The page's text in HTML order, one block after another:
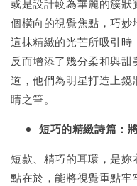
或是設計較為華麗的簇
個橫向的視覺焦點，巧
這抹精緻的光芒所吸引時
反而增添了幾分柔和與
道，他們為明星打造上
睛之筆。
短巧的精緻詩篇：
短款、精巧的耳環，是
點在於，能將視覺重點牢